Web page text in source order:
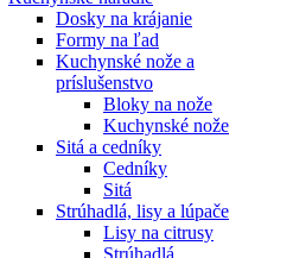
Dosky na krájanie
Formy na ľad
Kuchynské nože a
príslušenstvo
Bloky na nože
Kuchynské nože
Sitá a cedníky
Cedníky
Sitá
Strúhadlá, lisy a lúpače
Lisy na citrusy
Strúhadlá